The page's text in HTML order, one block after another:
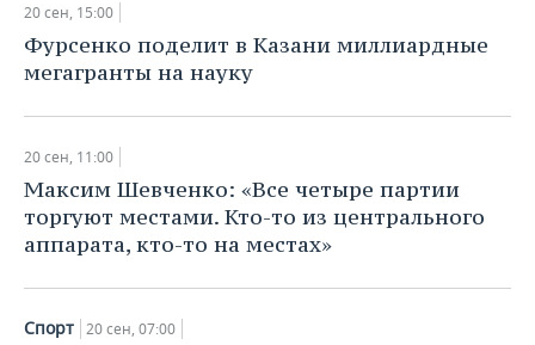
20 сен, 15:00
Фурсенко поделит в Казани миллиардные
мегагранты на науку
20 сен, 11:00
Максим Шевченко: «Все четыре партии
торгуют местами. Кто-то из центрального
аппарата, кто-то на местах»
Спорт 20 сен, 07:00